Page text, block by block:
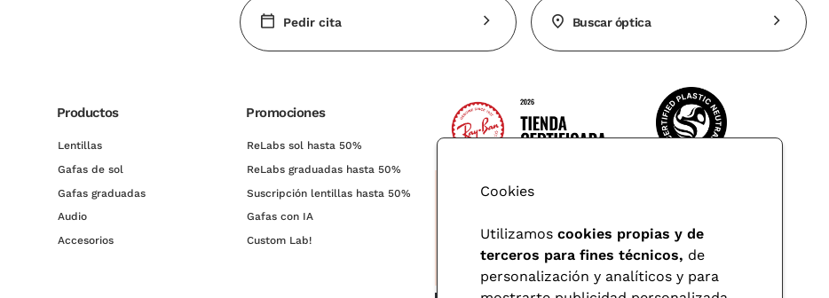
Pedir cita Buscar óptica
Productos
Lentillas
Gafas de sol
Gafas graduadas
Audio
Accesorios
Promociones
ReLabs sol hasta 50%
ReLabs graduadas hasta 50%
Suscripción lentillas hasta 50%
Gafas con IA
Custom Lab!
Cookies
Utilizamos cookies propias y de
terceros para fines técnicos, de
personalización y analíticos y para